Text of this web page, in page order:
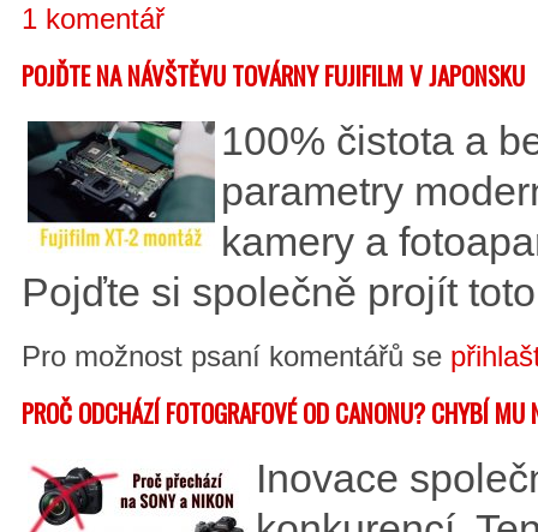
1 komentář
POJĎTE NA NÁVŠTĚVU TOVÁRNY FUJIFILM V JAPONSKU
100% čistota a
parametry
kamery a
Pojďte si společně projít
Pro možnost psaní komentářů se
PROČ ODCHÁZÍ FOTOGRAFOVÉ OD CANONU? CHYBÍ MU
Inovace